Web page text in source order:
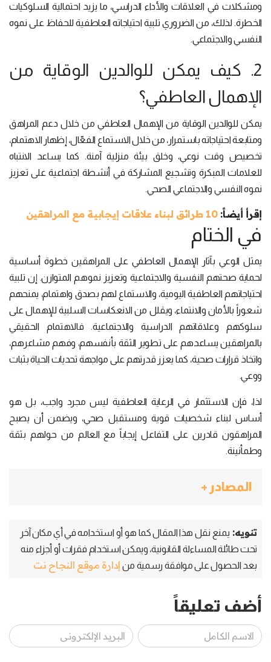
ومشكلات في العلاقات والأداء الدراسي، ما يزيد احتمالية السلوكيات
الخطرة. لذلك، من الضروري تلبية احتياجاته العاطفية للحفاظ على نموه
النفسي والاجتماعي.
2. كيف يمكن للوالدين الوقاية من
الإهمال العاطفي؟
يمكن للوالدين الوقاية من الإهمال العاطفي من خلال دعم المراهق
ومتابعة احتياجاته باستمرار، من خلال الاستماع الفعّال، إظهار الاهتمام،
تخصيص وقت نوعي، وخلق بيئة منزلية آمنة. كما يساعد الانتباه
للعلامات المبكرة وتشجيع المشاركة في أنشطة اجتماعية على تعزيز
نموه النفسي والاجتماعي الصحي.
إقرأ أيضاً:10 طرائق لبناء علاقات إيجابية مع المراهقين
في الختام
يمثل الوعي بآثار الإهمال العاطفي على المراهقين خطوة أساسية
لحماية صحتهم النفسية والاجتماعية وتعزيز نموهم المتوازن. إن تلبية
احتياجاتهم العاطفية اليومية، والاستماع لهم بصدق واهتمام، يمنحهم
شعوراً بالأمان والانتماء، ويقلل من الانعكاسات السلبية للإهمال على
سلوكهم وعلاقاتهم الدراسية والاجتماعية. فالاهتمام الحقيقي
بالمراهقين يساعدهم على تطوير الثقة بأنفسهم، وفهم مشاعرهم،
واتخاذ قرارات صحية، كما يعزز قدرتهم على مواجهة تحديات الحياة بثبات
ووعي.
لذا، فإن الاستثمار في الرعاية العاطفية ليس مجرد واجب، بل هو
أساس لبناء شخصيات قوية ومستقبل صحي، ويضمن أن يصبح
المراهقون قادرين على التفاعل إيجاباً مع العالم من حولهم بثقة
وطمأنينة.
المصادر +
تنويه: يمنع نقل هذا المقال كما هو أو استخدامه في أي مكان آخر
تحت طائلة المساءلة القانونية، ويمكن استخدام فقرات أو أجزاء منه
بعد الحصول على موافقة رسمية من إدارة موقع النجاح نت
أضف تعليقاً